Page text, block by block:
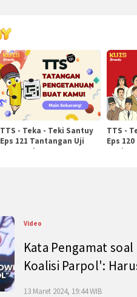
TTS - Teka - Teki Santuy
Eps 121 Tantangan Uji
Pengetahuan
TTS -
Eps
Video
Kata Pengamat
Koalisi Parpol':
13 Maret 2024, 19:44 WIB